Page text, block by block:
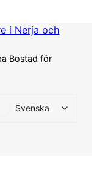
i Nerja och
Bostad för
Svenska